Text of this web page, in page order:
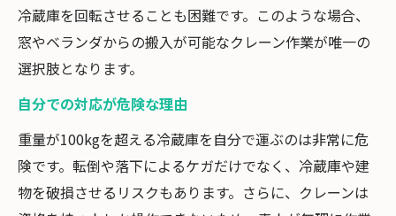
冷蔵庫を回転させることも困難です。このような場合、
窓やベランダからの搬入が可能なクレーン作業が唯一の
選択肢となります。
自分での対応が危険な理由
重量が100kgを超える冷蔵庫を自分で運ぶのは非常に危
険です。転倒や落下によるケガだけでなく、冷蔵庫や建
物を破損させるリスクもあります。さらに、クレーンは